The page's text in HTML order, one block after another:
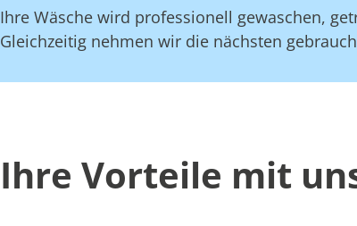
Ihre Wäsche wird professionell gewaschen,
Gleichzeitig nehmen wir die nächsten
Ihre Vorteile mit